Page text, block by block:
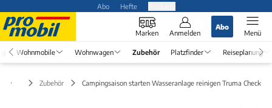
Abo Hefte
Marken Anmelden
Abo
Menü
Wohnmobile Wohnwagen Zubehör Platzfinder Reiseplanung
Zubehör Campingsaison starten Wasseranlage reinigen Truma Check